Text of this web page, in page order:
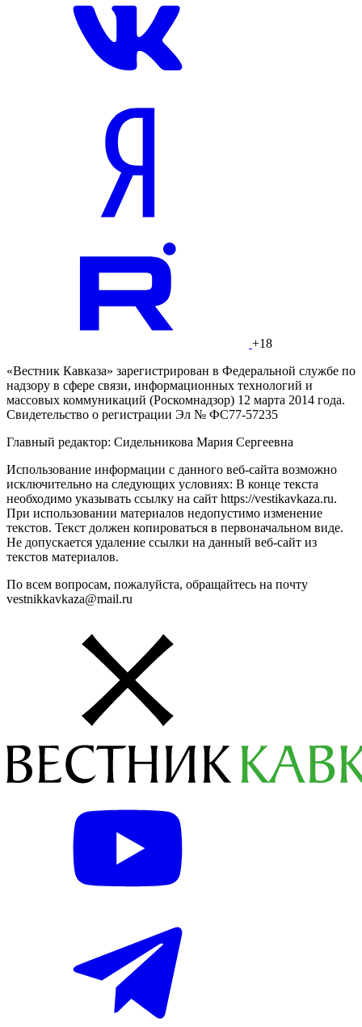
+18
«Вестник Кавказа» зарегистрирован в Федеральной службе по
надзору в сфере связи, информационных технологий и
массовых коммуникаций (Роскомнадзор) 12 марта 2014 года.
Свидетельство о регистрации Эл № ФС77-57235
Главный редактор: Сидельникова Мария Сергеевна
Использование информации с данного веб-сайта возможно
исключительно на следующих условиях: В конце текста
необходимо указывать ссылку на сайт https://vestikavkaza.ru.
При использовании материалов недопустимо изменение
текстов. Текст должен копироваться в первоначальном виде.
Не допускается удаление ссылки на данный веб-сайт из
текстов материалов.
По всем вопросам, пожалуйста, обращайтесь на почту
vestnikkavkaza@mail.ru